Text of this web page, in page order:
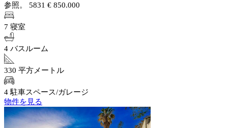
参照。 5831 € 850.000
7 寝室
4 バスルーム
330 平方メートル
4 駐車スペース/ガレージ
物件を見る